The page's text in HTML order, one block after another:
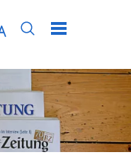
wählen
Seiten-Suche
Menü schließen